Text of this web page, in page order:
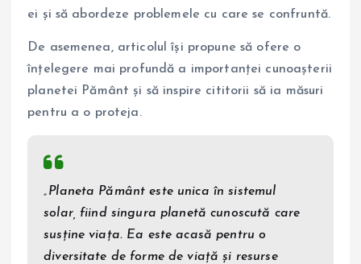
ei și să abordeze problemele cu care se confruntă.
De asemenea, articolul își propune să ofere o
înțelegere mai profundă a importanței cunoașterii
planetei Pământ și să inspire cititorii să ia măsuri
pentru a o proteja.
„Planeta Pământ este unica în sistemul
solar, fiind singura planetă cunoscută care
susține viața. Ea este acasă pentru o
diversitate de forme de viață și resurse